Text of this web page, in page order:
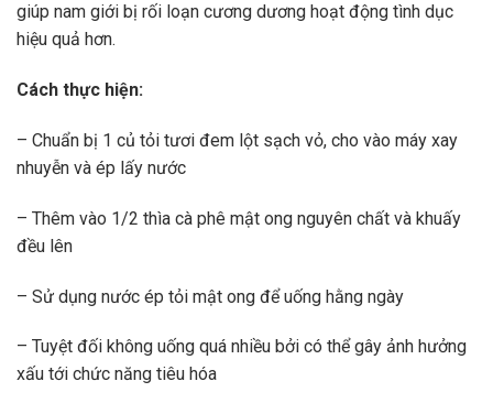
giúp nam giới bị rối loạn cương dương hoạt động tình dục
hiệu quả hơn.
Cách thực hiện:
– Chuẩn bị 1 củ tỏi tươi đem lột sạch vỏ, cho vào máy xay
nhuyễn và ép lấy nước
– Thêm vào 1/2 thìa cà phê mật ong nguyên chất và khuấy
đều lên
– Sử dụng nước ép tỏi mật ong để uống hằng ngày
– Tuyệt đối không uống quá nhiều bởi có thể gây ảnh hưởng
xấu tới chức năng tiêu hóa